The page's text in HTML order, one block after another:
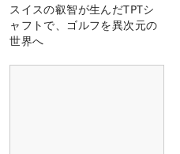
スイスの叡智が生んだTPTシ
ャフトで、ゴルフを異次元の
世界へ